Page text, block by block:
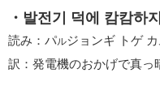
・발전기 덕에 캄캄하
読み：パルジョンギ トゲ カ
訳：発電機のおかげで真っ